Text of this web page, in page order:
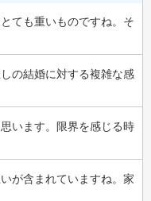
ても重いものですね。そ
の結婚に対する複雑な感
います。限界を感じる時
が含まれていますね。家